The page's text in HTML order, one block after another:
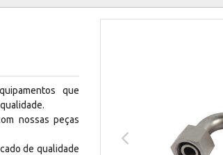
que
nossas peças
de qualidade